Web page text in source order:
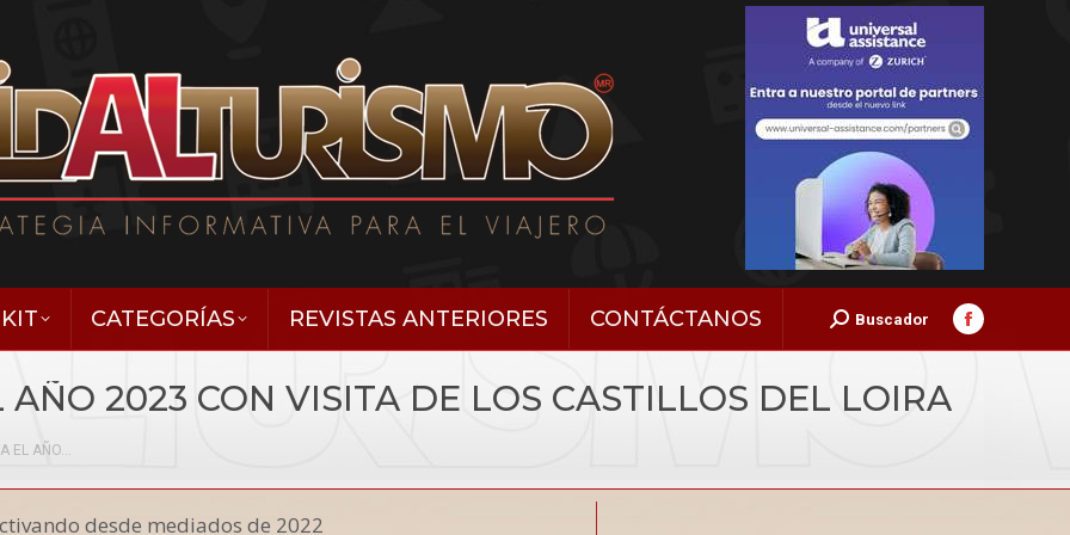
CATEGORÍAS REVISTAS ANTERIORES CONTÁCTANOS Search:
Buscador
Facebook
window
2023 CON VISITA DE LOS CASTILLOS DEL LOIRA
EL AÑO…
desde mediados de 2022